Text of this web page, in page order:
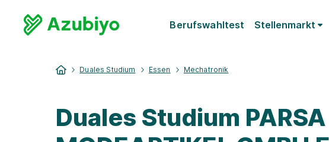
Berufswahltest Stellenmarkt
Duales Studium Essen Mechatronik
Duales Studium